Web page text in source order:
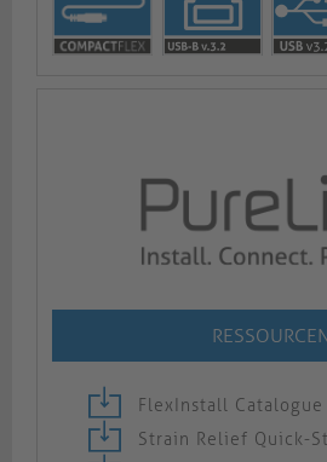
FlexInstall Catalogue
Strain Relief Quick-